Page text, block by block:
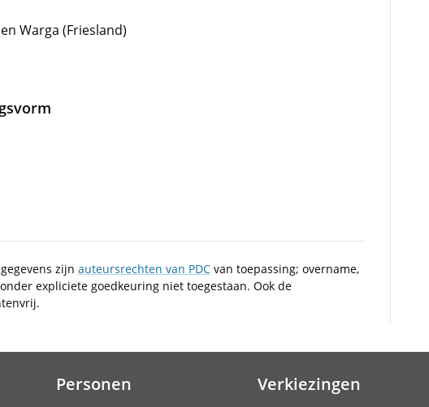
Warga (Friesland)
zijn auteursrechten van PDC van toepassing; overname,
expliciete goedkeuring niet toegestaan. Ook de
Personen Verkiezingen